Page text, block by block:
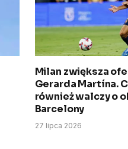
Milan zwiększa
Gerarda Martína.
również walczy o
Barcelony
27 lipca 2026